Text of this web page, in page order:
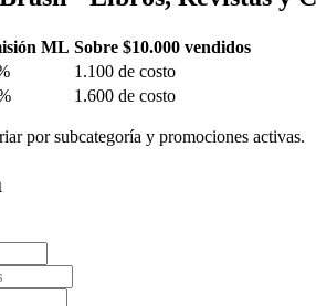
ML Sobre $10.000 vendidos
1.100 de costo
1.600 de costo
por subcategoría y promociones activas.